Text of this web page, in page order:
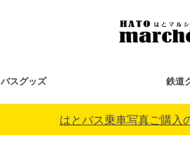
バスグッズ 鉄道
はとバス乗車写真ご購入